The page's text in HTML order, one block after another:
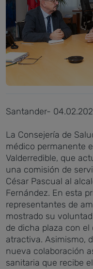
Santander-
La Consejería de
médico permanente
Valderredible, que
una comisión de
César Pascual al
Fernández. En esta
representantes de
mostrado su
de dicha plaza con
atractiva. Asimismo,
nueva colaboración
sanitaria que recibe